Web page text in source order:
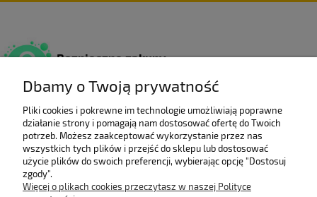
Bezpieczne zakupy
Wieloletni laureat
rankingu e-Gazele Biznesu.
Dbamy o Twoją prywatność
Pliki cookies i pokrewne im technologie umożliwiają poprawne
działanie strony i pomagają nam dostosować ofertę do Twoich
potrzeb. Możesz zaakceptować wykorzystanie przez nas
wszystkich tych plików i przejść do sklepu lub dostosować
użycie plików do swoich preferencji, wybierając opcję "Dostosuj
zgody".
Więcej o plikach cookies przeczytasz w naszej Polityce